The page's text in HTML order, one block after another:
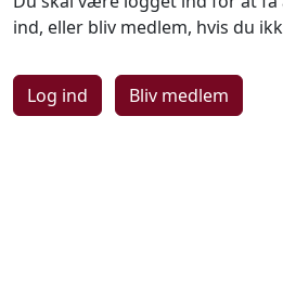
ind, eller bliv medlem, hvis du
Log ind